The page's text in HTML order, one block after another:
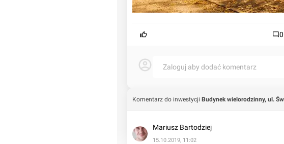
0
Zaloguj aby dodać komentarz
Komentarz do inwestycji Budynek wielorodzinny, ul.
Mariusz Bartodziej
15.10.2019, 11:02